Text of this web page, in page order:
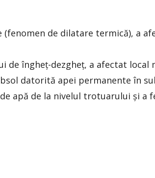
de dilatare termică), a
îngheț-dezgheț, a afectat local
datorită apei permanente în
apă de la nivelul trotuarului și a